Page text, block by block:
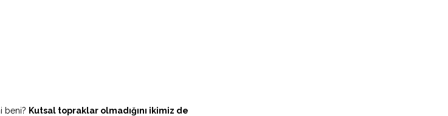
beni? Kutsal topraklar olmadığını ikimiz de